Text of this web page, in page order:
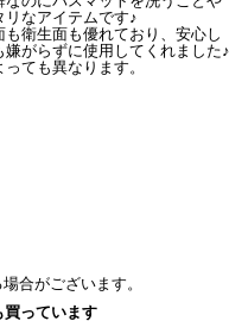
なアイテムです♪
衛生面も優れており、安心し
がらずに使用してくれました♪
ても異なります。
合がございます。
買っています